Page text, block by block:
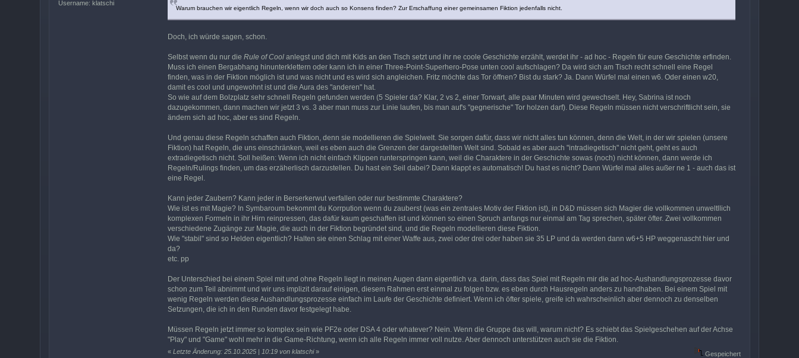
Username: klatschi
Warum brauchen wir eigentlich Regeln, wenn wir doch auch so Konsens finden? Zur Erschaffung einer gemeinsamen Fiktion jedenfalls nicht.
Doch, ich würde sagen, schon.
Selbst wenn du nur die Rule of Coolanlegst und dich mit Kids an den Tisch setzt und ihr ne coole Geschichte erzählt, werdet ihr - ad hoc - Regeln für eure Geschichte erfinden.
Muss ich einen Bergabhang hinunterklettern oder kann ich in einer Three-Point-Superhero-Pose unten cool aufschlagen? Da wird sich am Tisch recht schnell eine Regel
finden, was in der Fiktion möglich ist und was nicht und es wird sich angleichen. Fritz möchte das Tor öffnen? Bist du stark? Ja. Dann Würfel mal einen w6. Oder einen w20,
damit es cool und ungewohnt ist und die Aura des "anderen" hat.
So wie auf dem Bolzplatz sehr schnell Regeln gefunden werden (5 Spieler da? Klar, 2 vs 2, einer Torwart, alle paar Minuten wird gewechselt. Hey, Sabrina ist noch
dazugekommen, dann machen wir jetzt 3 vs. 3 aber man muss zur Linie laufen, bis man auf's "gegnerische" Tor holzen darf). Diese Regeln müssen nicht verschriftlicht sein, sie
ändern sich ad hoc, aber es sind Regeln.
Und genau diese Regeln schaffen auch Fiktion, denn sie modellieren die Spielwelt. Sie sorgen dafür, dass wir nicht alles tun können, denn die Welt, in der wir spielen (unsere
Fiktion) hat Regeln, die uns einschränken, weil es eben auch die Grenzen der dargestellten Welt sind. Sobald es aber auch "intradiegetisch" nicht geht, geht es auch
extradiegetisch nicht. Soll heißen: Wenn ich nicht einfach Klippen runterspringen kann, weil die Charaktere in der Geschichte sowas (noch) nicht können, dann werde ich
Regeln/Rulings finden, um das erzäherlisch darzustellen. Du hast ein Seil dabei? Dann klappt es automatisch! Du hast es nicht? Dann Würfel mal alles außer ne 1 - auch das ist
eine Regel.
Kann jeder Zaubern? Kann jeder in Berserkerwut verfallen oder nur bestimmte Charaktere?
Wie ist es mit Magie? In Symbaroum bekommt du Korrpution wenn du zauberst (was ein zentrales Motiv der Fiktion ist), in D&D müssen sich Magier die vollkommen unweltllich
komplexen Formeln in ihr Hirn reinpressen, das dafür kaum geschaffen ist und können so einen Spruch anfangs nur einmal am Tag sprechen, später öfter. Zwei vollkommen
verschiedene Zugänge zur Magie, die auch in der Fiktion begründet sind, und die Regeln modellieren diese Fiktion.
Wie "stabil" sind so Helden eigentlich? Halten sie einen Schlag mit einer Waffe aus, zwei oder drei oder haben sie 35 LP und da werden dann w6+5 HP weggenascht hier und
da?
etc. pp
Der Unterschied bei einem Spiel mit und ohne Regeln liegt in meinen Augen dann eigentlich v.a. darin, dass das Spiel mit Regeln mir die ad hoc-Aushandlungsprozesse davor
schon zum Teil abnimmt und wir uns implizit darauf einigen, diesem Rahmen erst einmal zu folgen bzw. es eben durch Hausregeln anders zu handhaben. Bei einem Spiel mit
wenig Regeln werden diese Aushandlungsprozesse einfach im Laufe der Geschichte definiert. Wenn ich öfter spiele, greife ich wahrscheinlich aber dennoch zu denselben
Setzungen, die ich in den Runden davor festgelegt habe.
Müssen Regeln jetzt immer so komplex sein wie PF2e oder DSA 4 oder whatever? Nein. Wenn die Gruppe das will, warum nicht? Es schiebt das Spielgeschehen auf der Achse
"Play" und "Game" wohl mehr in die Game-Richtung, wenn ich alle Regeln immer voll nutze. Aber dennoch unterstützen auch sie die Fiktion.
« Letzte Änderung: 25.10.2025 | 10:19 von klatschi» Gespeichert